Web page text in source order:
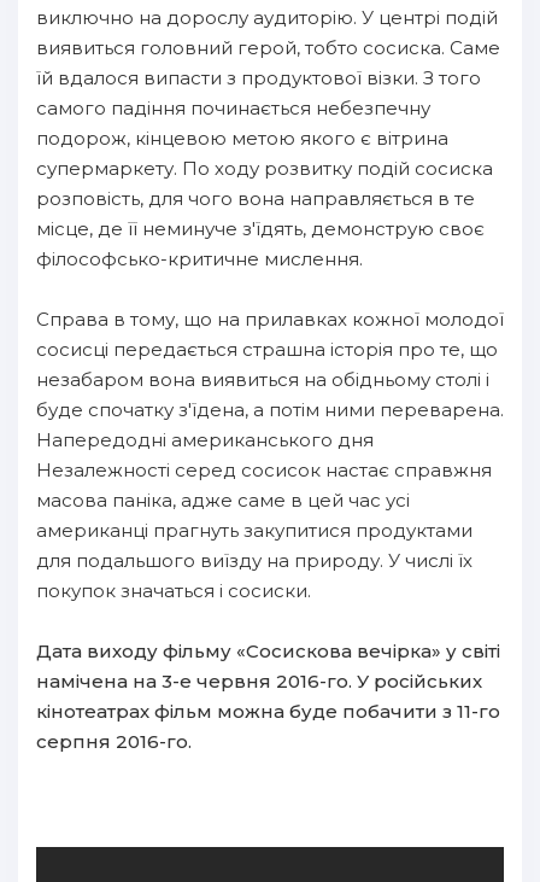
виключно на дорослу аудиторію. У центрі подій
виявиться головний герой, тобто сосиска. Саме
їй вдалося випасти з продуктової візки. З того
самого падіння починається небезпечну
подорож, кінцевою метою якого є вітрина
супермаркету. По ходу розвитку подій сосиска
розповість, для чого вона направляється в те
місце, де її неминуче з'їдять, демонструю своє
філософсько-критичне мислення.
Справа в тому, що на прилавках кожної молодої
сосисці передається страшна історія про те, що
незабаром вона виявиться на обідньому столі і
буде спочатку з'їдена, а потім ними переварена.
Напередодні американського дня
Незалежності серед сосисок настає справжня
масова паніка, адже саме в цей час усі
американці прагнуть закупитися продуктами
для подальшого виїзду на природу. У числі їх
покупок значаться і сосиски.
Дата виходу фільму «Сосискова вечірка» у світі
намічена на 3-е червня 2016-го. У російських
кінотеатрах фільм можна буде побачити з 11-го
серпня 2016-го.